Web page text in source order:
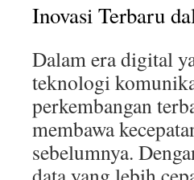
Inovasi Terbaru
Dalam era digital
teknologi
perkembangan
membawa
sebelumnya.